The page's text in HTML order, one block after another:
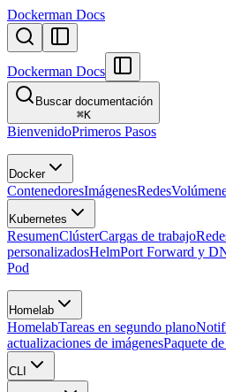
Dockerman Docs
Dockerman Docs
Buscar documentación
⌘K
BienvenidoPrimeros Pasos
Docker
ContenedoresImágenesRedes
Kubernetes
ResumenClústerCargas de trabajo
personalizadosHelmPort Forward y
Pod
Homelab
HomelabTareas en segundo plano
actualizaciones de imágenesPaquete
CLI